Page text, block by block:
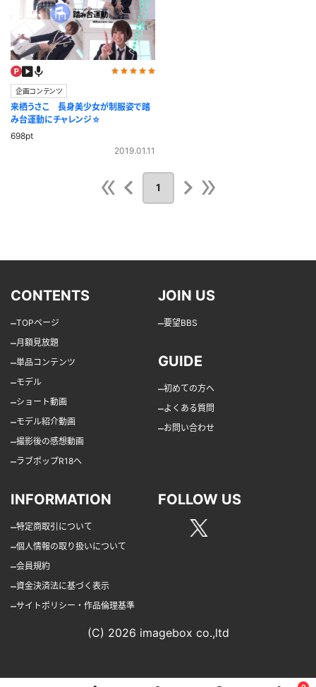
企画コンテンツ
来栖うさこ 長身美少女が制服姿で踏
み台運動にチャレンジ☆
698pt
2019.01.11
1
CONTENTS
–TOPページ
–月額見放題
–単品コンテンツ
–モデル
–ショート動画
–モデル紹介動画
–撮影後の感想動画
–ラブポップR18へ
JOIN US
–要望BBS
GUIDE
–初めての方へ
–よくある質問
–お問い合わせ
INFORMATION
–特定商取引について
–個人情報の取り扱いについて
–会員規約
–資金決済法に基づく表示
–サイトポリシー・作品倫理基準
FOLLOW US
(C) 2026 imagebox co.,ltd